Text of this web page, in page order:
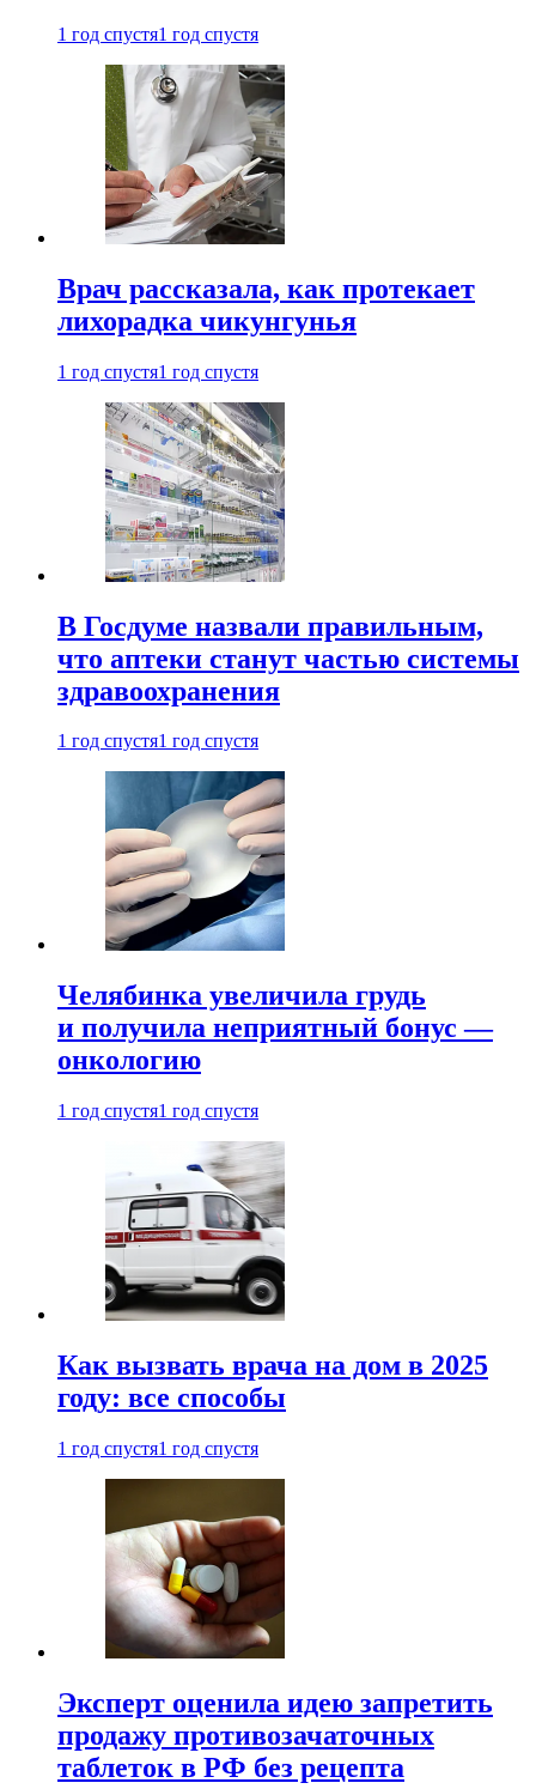
1 год спустя1 год спустя
Врач рассказала, как протекает
лихорадка чикунгунья
1 год спустя1 год спустя
В Госдуме назвали правильным,
что аптеки станут частью системы
здравоохранения
1 год спустя1 год спустя
Челябинка увеличила грудь
и получила неприятный бонус —
онкологию
1 год спустя1 год спустя
Как вызвать врача на дом в 2025
году: все способы
1 год спустя1 год спустя
Эксперт оценила идею запретить
продажу противозачаточных
таблеток в РФ без рецепта